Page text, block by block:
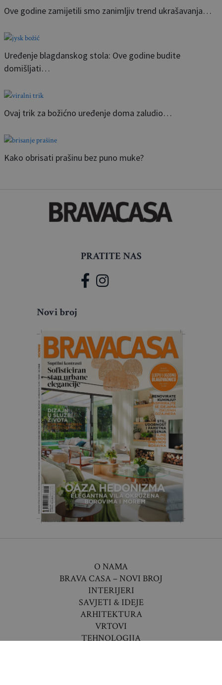
Ove godine zamijetili smo zanimljiv trend ukrašavanja…
Uređenje blagdanskog stola: Ove godine budite
domišljati…
Ovaj trik za božićno uređenje doma zaludio…
Kako obrisati prašinu bez puno muke?
PRATITE NAS
Novi broj
O NAMA
BRAVA CASA – NOVI BROJ
INTERIJERI
SAVJETI & IDEJE
ARHITEKTURA
VRTOVI
TEHNOLOGIJA